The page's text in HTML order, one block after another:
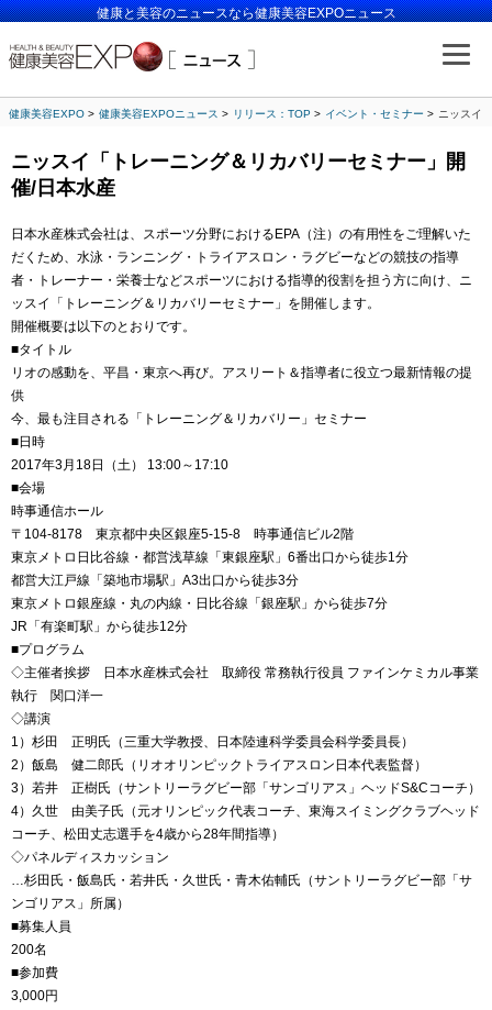
健康と美容のニュースなら健康美容EXPOニュース
健康美容EXPO 健康美容EXPOニュース リリース：TOP イベント・セミナー ニッスイ
ニッスイ「トレーニング＆リカバリーセミナー」開
催/日本水産
日本水産株式会社は、スポーツ分野におけるEPA（注）の有用性をご理解いた
だくため、水泳・ランニング・トライアスロン・ラグビーなどの競技の指導
者・トレーナー・栄養士などスポーツにおける指導的役割を担う方に向け、ニ
ッスイ「トレーニング＆リカバリーセミナー」を開催します。
開催概要は以下のとおりです。
■タイトル
リオの感動を、平昌・東京へ再び。アスリート＆指導者に役立つ最新情報の提
供
今、最も注目される「トレーニング＆リカバリー」セミナー
■日時
2017年3月18日（土） 13:00～17:10
■会場
時事通信ホール
〒104-8178 東京都中央区銀座5-15-8 時事通信ビル2階
東京メトロ日比谷線・都営浅草線「東銀座駅」6番出口から徒歩1分
都営大江戸線「築地市場駅」A3出口から徒歩3分
東京メトロ銀座線・丸の内線・日比谷線「銀座駅」から徒歩7分
JR「有楽町駅」から徒歩12分
■プログラム
◇主催者挨拶 日本水産株式会社 取締役 常務執行役員 ファインケミカル事業
執行 関口洋一
◇講演
1）杉田 正明氏（三重大学教授、日本陸連科学委員会科学委員長）
2）飯島 健二郎氏（リオオリンピックトライアスロン日本代表監督）
3）若井 正樹氏（サントリーラグビー部「サンゴリアス」ヘッドS&Cコーチ）
4）久世 由美子氏（元オリンピック代表コーチ、東海スイミングクラブヘッド
コーチ、松田丈志選手を4歳から28年間指導）
◇パネルディスカッション
…杉田氏・飯島氏・若井氏・久世氏・青木佑輔氏（サントリーラグビー部「サ
ンゴリアス」所属）
■募集人員
200名
■参加費
3,000円